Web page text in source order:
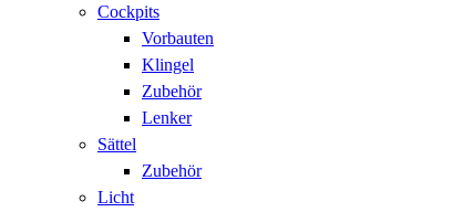
Cockpits
Vorbauten
Klingel
Zubehör
Lenker
Sättel
Zubehör
Licht